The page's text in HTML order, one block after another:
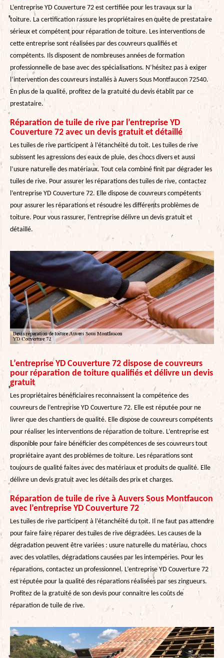
L’entreprise YD Couverture 72 est certifiée pour les travaux sur la
toiture. La certification rassure les propriétaires en quête de prestataire
sérieux et compétent pour réparation de toiture. Les interventions de
cette entreprise sont réalisées par des couvreurs qualifiés et
compétents. Ils disposent de nombreuses années de formation
professionnelle de base avec des spécialisations. N’hésitez pas à exiger
l’intervention des couvreurs installés à Auvers Sous Montfaucon 72540.
En plus de la qualité, profitez de la gratuité du devis établit par ce
prestataire.
Réparation de tuile de rive par l’entreprise YD
Couverture 72 avec un devis gratuit et détaillé
Les tuiles de rive participent à l’étanchéité du toit. Les tuiles de rive
subissent les agressions des eaux de pluie, des chocs divers et aussi
l’usure naturelle des matériaux. Tout cela combiné finit par dégrader les
tuiles de rive. Pour assurer les réparations des tuiles de rive, contactez
l’entreprise YD Couverture 72. Elle dispose de couvreurs compétents
pour assurer les réparations et résoudre les différents problèmes de
toiture. Pour vous rassurer, l’entreprise délivre un devis gratuit et
détaillé.
L’entreprise YD Couverture 72 dispose de couvreurs
pour réparation de toiture qualifiés et délivre un devis
gratuit
Les propriétaires bénéficiaires reconnaissent la compétence des
couvreurs de l’entreprise YD Couverture 72. Elle est réputée pour ne
livrer que des chantiers de qualité. Elle dispose de couvreurs compétents
pour réaliser les interventions de réparation de toiture. L’entreprise est
disponible pour faire bénéficier des compétences de ses couvreurs tout
propriétaire ayant des problèmes de toiture. Les réparations sont
toujours de qualité faites avec des matériaux et produits de qualité. Elle
délivre un devis gratuit avec les détails des prix et charges.
Réparation de tuile de rive à Auvers Sous Montfaucon
avec l’entreprise YD Couverture 72
Les tuiles de rive participent à l’étanchéité du toit. Il ne faut pas attendre
pour faire faire réparer des tuiles de rive dégradées. Les causes de la
dégradation peuvent être variées : usure naturelle du matériau, chocs
avec des volatiles, dégradations causées par les intempéries. Pour les
réparations, contactez un professionnel. L’entreprise YD Couverture 72
est réputée pour la qualité des réparations réalisées par ses zingueurs.
Profitez de la gratuité de son devis pour connaitre les coûts de
réparation de tuile de rive.